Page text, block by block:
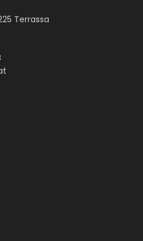
Terrassa